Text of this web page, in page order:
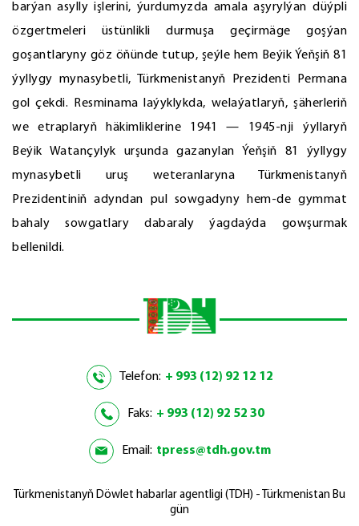
barýan asylly işlerini, ýurdumyzda amala aşyrylýan düýpli
özgertmeleri üstünlikli durmuşa geçirmäge goşýan
goşantlaryny göz öňünde tutup, şeýle hem Beýik Ýeňşiň 81
ýyllygy mynasybetli, Türkmenistanyň Prezidenti Permana
gol çekdi. Resminama laýyklykda, welaýatlaryň, şäherleriň
we etraplaryň häkimliklerine 1941 — 1945-nji ýyllaryň
Beýik Watançylyk urşunda gazanylan Ýeňşiň 81 ýyllygy
mynasybetli uruş weteranlaryna Türkmenistanyň
Prezidentiniň adyndan pul sowgadyny hem-de gymmat
bahaly sowgatlary dabaraly ýagdaýda gowşurmak
bellenildi.
Telefon: + 993 (12) 92 12 12
Faks: + 993 (12) 92 52 30
Email: tpress@tdh.gov.tm
Türkmenistanyň Döwlet habarlar agentligi (TDH) - Türkmenistan Bu
gün